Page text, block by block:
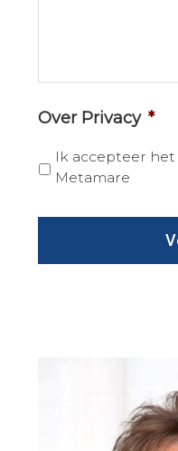
Over Privacy *
Ik accepteer het
Metamare